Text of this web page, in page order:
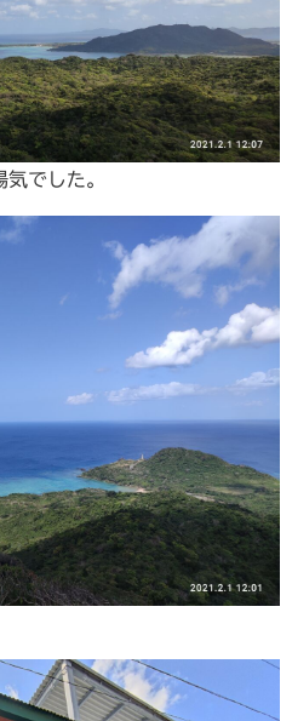
でした。